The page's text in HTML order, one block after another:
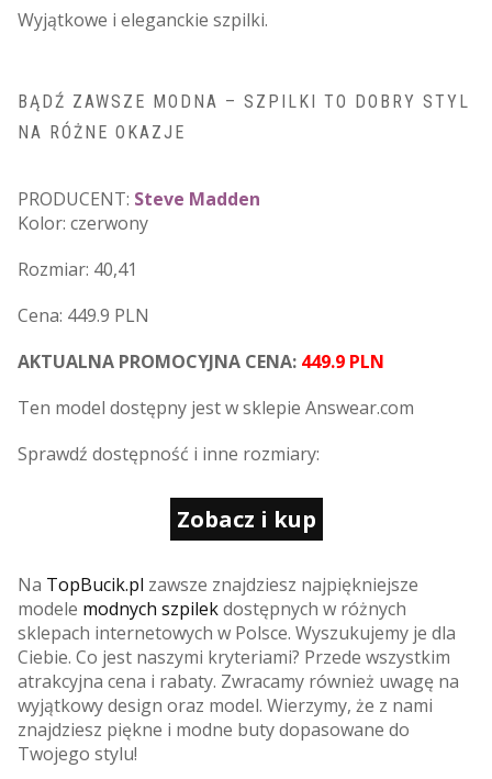
Wyjątkowe i eleganckie szpilki.
BĄDŹ ZAWSZE MODNA – SZPILKI TO DOBRY STYL
NA RÓŻNE OKAZJE
PRODUCENT: Steve Madden
Kolor: czerwony
Rozmiar: 40,41
Cena: 449.9 PLN
AKTUALNA PROMOCYJNA CENA: 449.9 PLN
Ten model dostępny jest w sklepie Answear.com
Sprawdź dostępność i inne rozmiary:
Zobacz i kup
Na TopBucik.pl zawsze znajdziesz najpiękniejsze
modele modnych szpilekdostępnych w różnych
sklepach internetowych w Polsce. Wyszukujemy je dla
Ciebie. Co jest naszymi kryteriami? Przede wszystkim
atrakcyjna cena i rabaty. Zwracamy również uwagę na
wyjątkowy design oraz model. Wierzymy, że z nami
znajdziesz piękne i modne buty dopasowane do
Twojego stylu!